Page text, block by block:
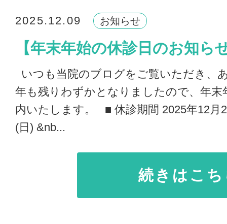
2025.12.09 お知らせ
【年末年始の休診日のお知ら
いつも当院のブログをご覧いただき、
年も残りわずかとなりましたので、年
内いたします。 ■ 休診期間 2025年12月
(日) &nb...
続きはこ